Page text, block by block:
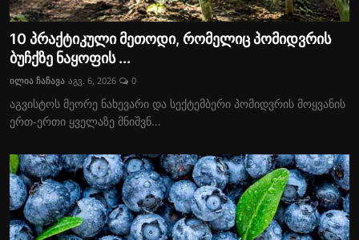
10 პრაქტიკული მეთოდი, რომელიც პომიდვრის
ბუჩქზე ნაყოფის ...
ილია ჩაჩავა აგვ. 6, 2026 0
აგვისტოს მეორე ნახევარი და სექტემბერი პომიდვრის მოყვანის
ერთ-ერთი ყველაზე მნიშვნ...